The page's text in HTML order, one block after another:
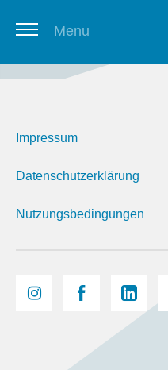
Menu
Newsletter
Impressum
Datenschutzerklärung
Nutzungsbedingungen